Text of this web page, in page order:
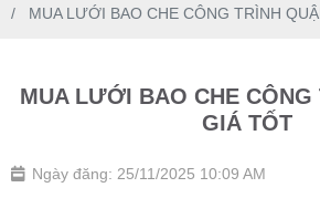
MUA LƯỚI BAO CHE CÔNG TRÌNH
MUA LƯỚI BAO CHE CÔNG
GIÁ TỐT
Ngày đăng: 25/11/2025 10:09 AM